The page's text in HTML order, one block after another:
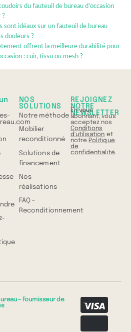
du fauteuil de bureau d’occasion
?
sont idéaux sur un fauteuil de bureau
douleurs ?
offrent la meilleure durabilité pour
: cuir, tissu ou mesh ?
NOS
SOLUTIONS
Notre méthode
Mobilier
reconditionné
Solutions de
financement
Nos
réalisations
FAQ -
Reconditionnement
REJOIGNEZ
NOTRE
NEWSLETTER
En vous
abonnant, vous
acceptez nos
Conditions
d'utilisation et
notre Politique
de
confidentialité.
– Fournisseur de